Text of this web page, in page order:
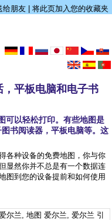
给朋友 将此页加入您的收藏夹
平板电脑和电子书
可以轻松打印。有些地图是
书阅读器，平板电脑等。这
各种设备的免费地图，你与你
显然你并不总是有一个数据连
图到您的设备提前和如何使用
尔兰,地图 爱尔兰,爱尔兰 引